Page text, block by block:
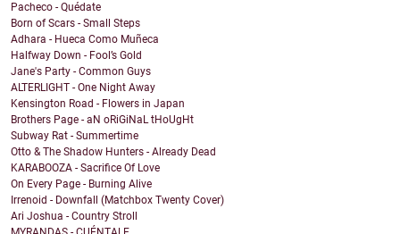
Pacheco - Quédate
Born of Scars - Small Steps
Adhara - Hueca Como Muñeca
Halfway Down - Fool’s Gold
Jane's Party - Common Guys
ALTERLIGHT - One Night Away
Kensington Road - Flowers in Japan
Brothers Page - aN oRiGiNaL tHoUgHt
Subway Rat - Summertime
Otto & The Shadow Hunters - Already Dead
KARABOOZA - Sacrifice Of Love
On Every Page - Burning Alive
Irrenoid - Downfall (Matchbox Twenty Cover)
Ari Joshua - Country Stroll